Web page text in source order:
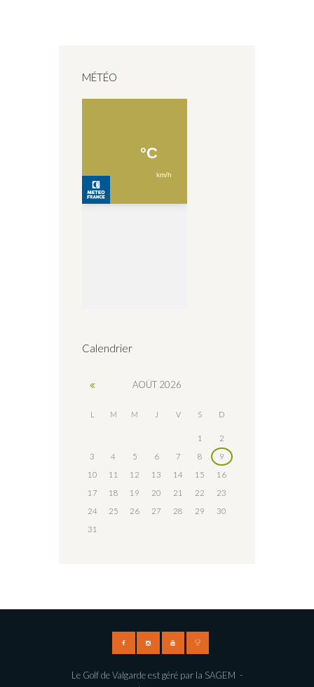
MÉTÉO
Calendrier
AOÛT 2026
L M M J V S D
1
2
3
4 5 6 7 8
9
10
11 12 13 14 15
16
17
18 19 20 21 22
23
24
25 26 27 28 29
30
31
Le Golf de Valgarde est géré par la SAGEM -